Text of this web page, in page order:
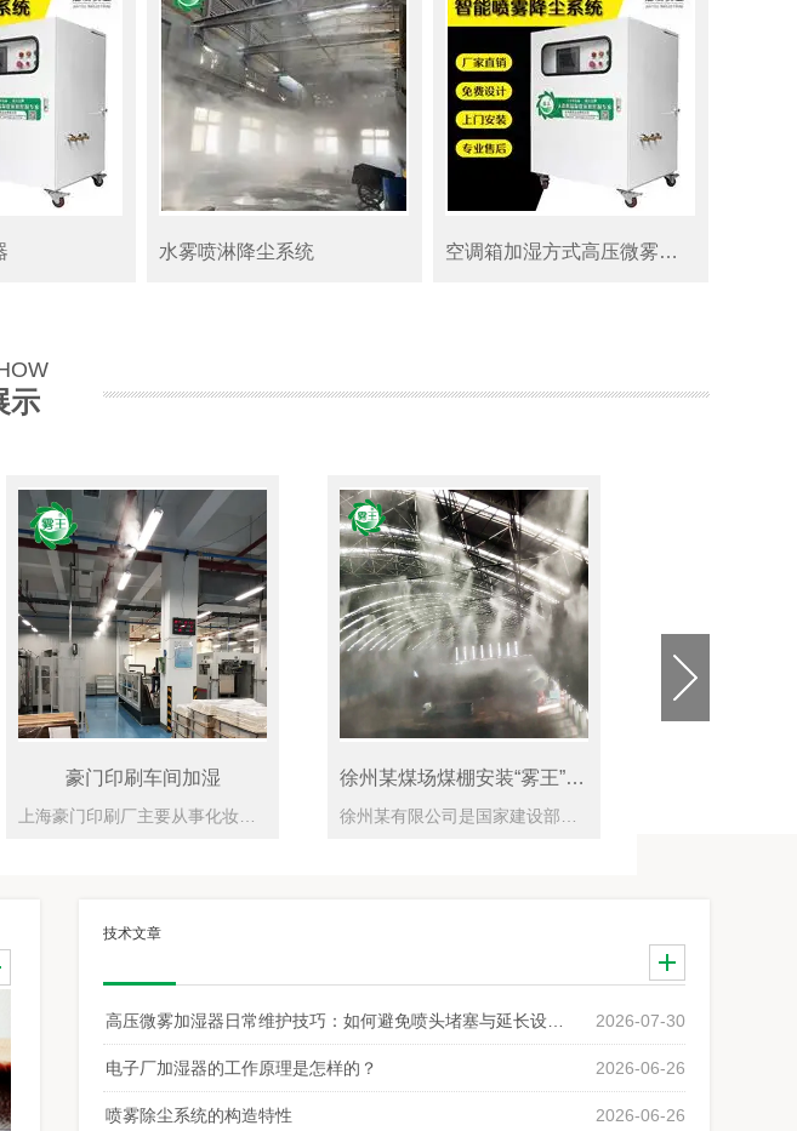
水雾喷淋降尘系统 空调箱加湿方式高压微雾加湿器
示
联华电子SMT车间加湿
技术文章
2026-07-30
电子厂加湿器的工作原理是怎样的？ 2026-06-26
喷雾除尘系统的构造特性 2026-06-26